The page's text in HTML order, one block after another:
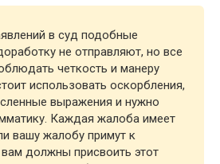
в суд подобные
не отправляют, но все
четкость и манеру
использовать оскорбления,
выражения и нужно
Каждая жалоба имеет
вашу жалобу примут к
должны присвоить этот